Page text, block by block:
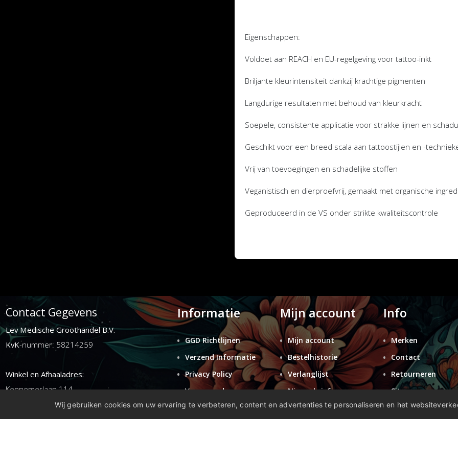
Eigenschappen:
Voldoet aan REACH en EU-regelgeving voor tattoo-inkt
Briljante kleurintensiteit dankzij krachtige pigmenten
Langdurige resultaten met behoud van kleurkracht
Soepele, consistente applicatie voor strakke lijnen en
Geschikt voor een breed scala aan tattoostijlen en -
Vrij van toevoegingen en schadelijke stoffen
Veganistisch en dierproefvrij, gemaakt met organische
Geproduceerd in de VS onder strikte kwaliteitscontrole
Contact Gegevens
Lev Medische Groothandel B.V.
KvK-nummer: 58214259
Winkel en Afhaaladres:
Kennemerlaan 114
1972ER ijmuiden
Informatie
GGD Richtlijnen
Verzend Informatie
Privacy Policy
Voorwaarden
Retouren
Mijn account
Mijn account
Bestelhistorie
Verlanglijst
Nieuwsbrief
Info
Merken
Contact
Retourneren
Sitemap
Wij gebruiken cookies om uw ervaring te verbeteren, content en advertenties te personaliseren en het